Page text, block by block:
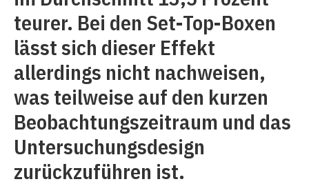
teurer. Bei den Set-Top-Boxen
lässt sich dieser Effekt
allerdings nicht nachweisen,
was teilweise auf den kurzen
Beobachtungszeitraum und das
Untersuchungsdesign
zurückzuführen ist.